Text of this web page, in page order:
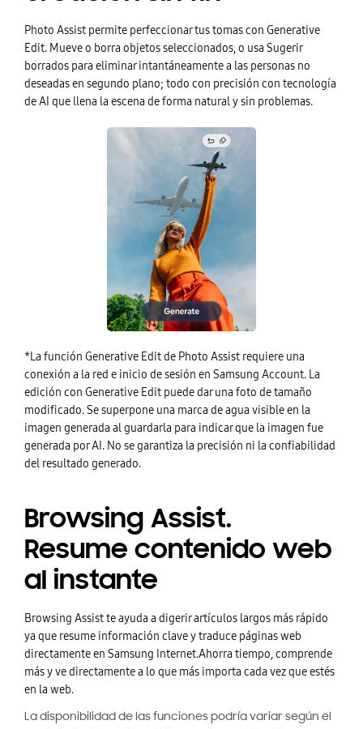
Photo Assist permite perfeccionar tus tomas con Generative
Edit. Mueve o borra objetos seleccionados, o usa Sugerir
borrados para eliminar intantáneamente a las personas no
deseadas en segundo plano; todo con precisión con tecnología
de AI que llena la escena de forma natural y sin problemas.
*La función Generative Edit de Photo Assist requiere una
conexión a la red e inicio de sesión en Samsung Account. La
edición con Generative Edit puede dar una foto de tamaño
modificado. Se superpone una marca de agua visible en la
imagen generada al guardarla para indicar que la imagen fue
generada por AI. No se garantiza la precisión ni la confiabilidad
del resultado generado.
Browsing Assist.
Resume contenido web
al instante
Browsing Assist te ayuda a digerir artículos largos más rápido
ya que resume información clave y traduce páginas web
directamente en Samsung Internet.Ahorra tiempo, comprende
más y ve directamente a lo que más importa cada vez que estés
en la web.
La disponibilidad de las funciones podría variar según el